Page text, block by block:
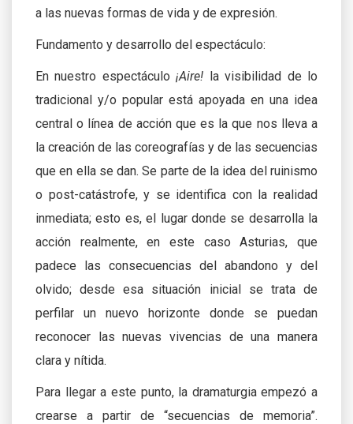
a las nuevas formas de vida y de expresión.
Fundamento y desarrollo del espectáculo:
En nuestro espectáculo¡Aire! la visibilidad de lo
tradicional y/o popular está apoyada en una idea
central o línea de acción que es la que nos lleva a
la creación de las coreografías y de las secuencias
que en ella se dan. Se parte de la idea del ruinismo
o post-catástrofe, y se identifica con la realidad
inmediata; esto es, el lugar donde se desarrolla la
acción realmente, en este caso Asturias, que
padece las consecuencias del abandono y del
olvido; desde esa situación inicial se trata de
perfilar un nuevo horizonte donde se puedan
reconocer las nuevas vivencias de una manera
clara y nítida.
Para llegar a este punto, la dramaturgia empezó a
crearse a partir de “secuencias de memoria”.